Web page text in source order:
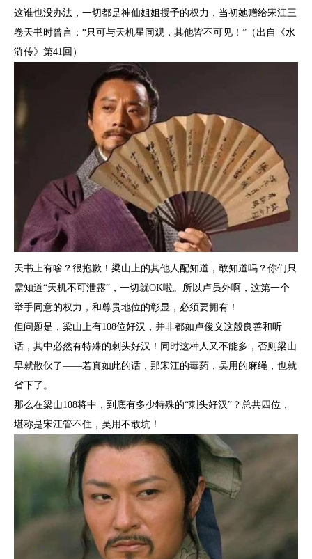
这谁也没办法，一切都是神仙姐姐授予的权力，当初她赠给宋江三
卷天书时曾言：“只可与天机星同观，其他皆不可见！”（出自《水
浒传》第41回）
天书上有啥？很抱歉！梁山上的其他人配知道，敢知道吗？你们只
需知道“天机不可泄露”，一切就OK啦。所以卢员外啊，这第一个
举手同意的权力，和尊贵地位的彰显，必须要拥有！
但问题是，梁山上有108位好汉，并非都如卢俊义这般良善和听
话，其中必然有特殊的刺头好汉！同时这种人又不能多，否则梁山
早就散伙了——若真如此的话，那宋江的毒药，吴用的麻绳，也就
省下了。
那么在梁山108将中，到底有多少特殊的“刺头好汉”？总共四位，
堪称是宋江管不住，吴用不敢坑！